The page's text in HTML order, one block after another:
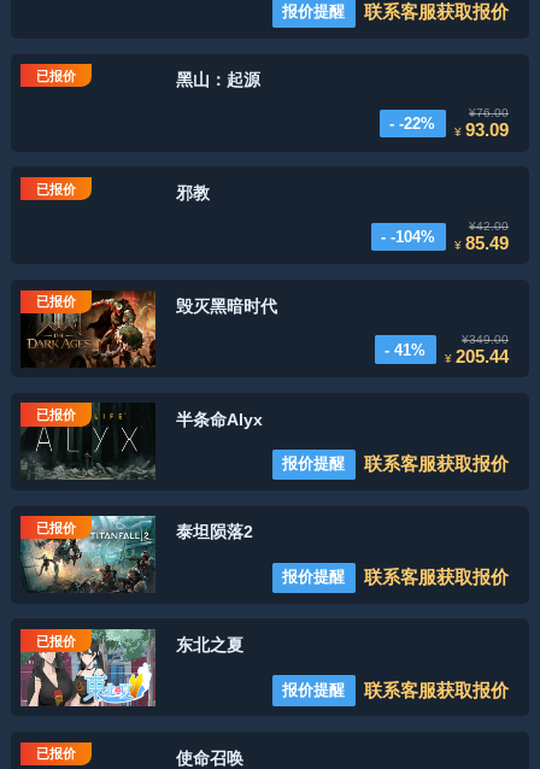
报价提醒 联系客服获取报价
已报价 黑山：起源
- -22%
¥76.00
¥93.09
已报价 邪教
- -104%
¥42.00
¥85.49
已报价 毁灭黑暗时代
- 41%
¥349.00
¥205.44
已报价 半条命Alyx
报价提醒 联系客服获取报价
已报价 泰坦陨落2
报价提醒 联系客服获取报价
已报价 东北之夏
报价提醒 联系客服获取报价
已报价 使命召唤